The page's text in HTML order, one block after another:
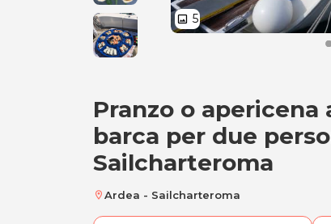
image 5
Pranzo o
Pranzo o
barca per due
Sailcharteroma
location_on Ardea - Sailcharteroma